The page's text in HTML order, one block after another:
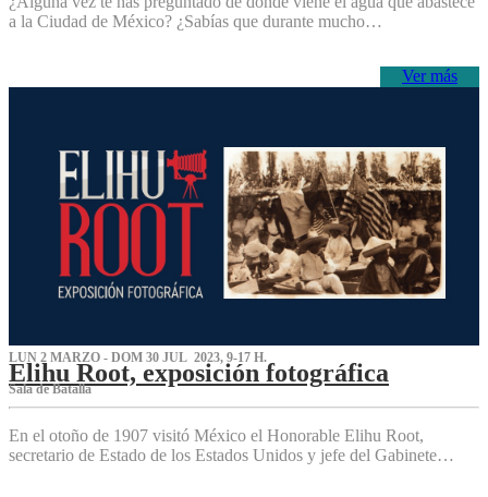
a la Ciudad de México? ¿Sabías que durante mucho…
Ver más
LUN 2 MARZO - DOM 30 JUL 2023, 9-17 H.
Elihu Root, exposición fotográfica
Sala de Batalla
En el otoño de 1907 visitó México el Honorable Elihu Root,
secretario de Estado de los Estados Unidos y jefe del Gabinete…